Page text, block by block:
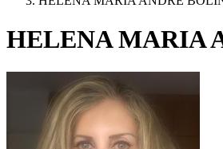
HELENA MARIA